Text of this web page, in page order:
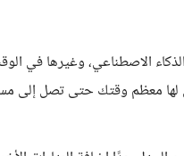
الاصطناعي، وغيرها في
لها معظم وقتك حتى تصل إلى